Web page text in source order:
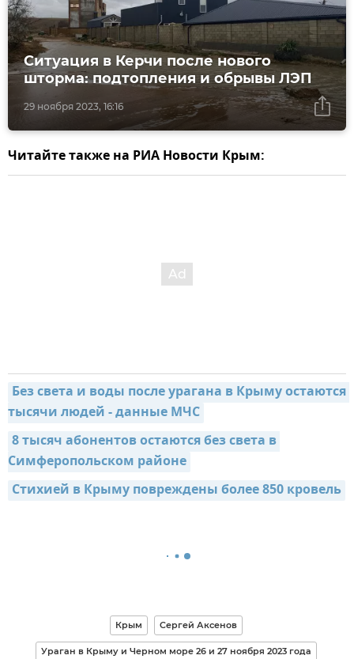
29 ноября 2023, 16:16
Ситуация в Керчи после нового
шторма: подтопления и обрывы ЛЭП
Читайте также на РИА Новости Крым:
Без света и воды после урагана в Крыму остаются
тысячи людей - данные МЧС
8 тысяч абонентов остаются без света в
Симферопольском районе
Стихией в Крыму повреждены более 850 кровель
Крым Сергей Аксенов
Ураган в Крыму и Черном море 26 и 27 ноября 2023 года